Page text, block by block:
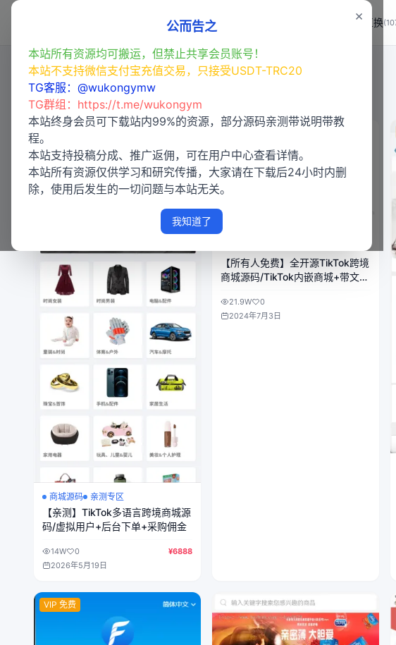
×
公而告之
本站所有资源均可搬运，但禁止共享会员账号！
本站不支持微信支付宝充值交易，只接受USDT-TRC20
TG客服：@wukongymw
TG群组： https://t.me/wukongym
本站终身会员可下载站内99%的资源，部分源码亲测带说明带教
程。
本站支持投稿分成、推广返佣，可在用户中心查看详情。
本站所有资源仅供学习和研究传播，大家请在下载后24小时内删
除，使用后发生的一切问题与本站无关。
我知道了
首页 程序源码 商业互换
商城源码
商城源码
商城源码 亲测专区
【亲测】TikTok多语言跨境商城源
码/虚拟用户+后台下单+采购佣金
14W 0
¥6888
2026年5月19日
【所有人免费】全开源TikTok跨境
商城源码/TikTok内嵌商城+带文字
21.9W
0
2024年7月3日
VIP 免费